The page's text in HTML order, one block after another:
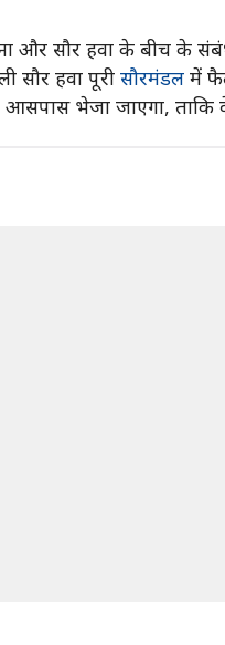
और सौर हवा के बीच के
सौर हवा पूरी सौरमंडल में
भेजा जाएगा,